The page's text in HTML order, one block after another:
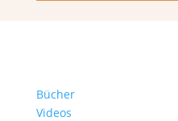
Bücher
Videos